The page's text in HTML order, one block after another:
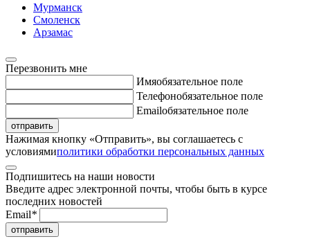
Мурманск
Смоленск
Арзамас
Перезвонить мне
Имяобязательное поле
Телефонобязательное поле
Emailобязательное поле
отправить
Нажимая кнопку «Отправить», вы соглашаетесь с
условиямиполитики обработки персональных данных
Подпишитесь на наши новости
Введите адрес электронной почты, чтобы быть в курсе
последних новостей
Email*
отправить